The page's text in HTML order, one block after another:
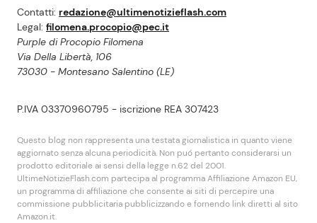
Contatti: redazione@ultimenotizieflash.com
Legal: filomena.procopio@pec.it
Purple di Procopio Filomena
Via Della Libertà, 106
73030 - Montesano Salentino (LE)
P.IVA 03370960795 - iscrizione REA 307423
Questo blog non rappresenta una testata giornalistica in quanto viene
aggiornato senza alcuna periodicità. Non puó pertanto considerarsi un
prodotto editoriale ai sensi della legge n.62 del 2001.
UltimeNotizieFlash.com partecipa al programma Affiliazione Amazon EU,
un programma di affiliazione che consente ai siti di percepire una
commissione pubblicitaria pubblicizzando e fornendo link diretti al sito
Amazon.it.